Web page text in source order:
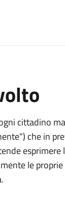
cittadino
che in
le